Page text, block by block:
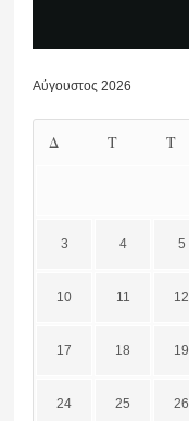
Αύγουστος 2026
Δ Τ Τ
3 4 5
10 11 12
17 18 19
24 25 26